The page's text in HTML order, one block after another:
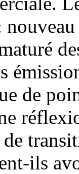
de
ils